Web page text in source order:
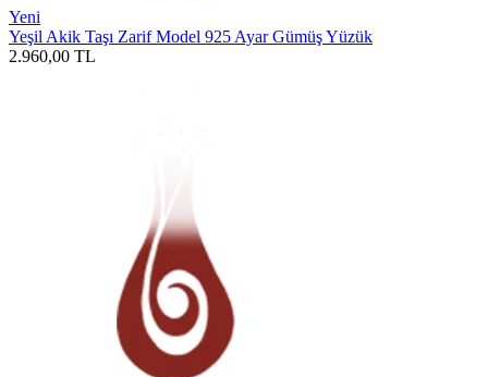
Yeni
Yeşil Akik Taşı Zarif Model 925 Ayar Gümüş Yüzük
2.960,00 TL